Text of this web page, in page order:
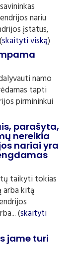
nariu
įstatus,
skaityti viską)
namo
tapti
pirmininkui
parašyta,
nereikia
nariai yra
taikyti tokias
arba kitą
(skaityti
jame turi